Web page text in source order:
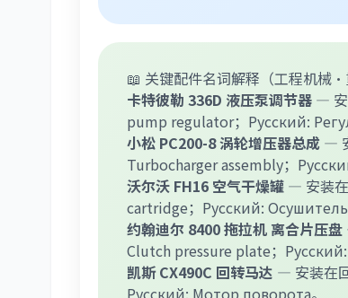
📖 关键配件名词解释（工程机械
卡特彼勒 336D 液压泵调节器 — 安
pump regulator；Русский:
小松 PC200-8 涡轮增压器总成 —
Turbocharger assembly；
沃尔沃 FH16 空气干燥罐 — 安装
cartridge；Русский: Осушитель
约翰迪尔 8400 拖拉机 离合片压盘
Clutch pressure plate；
凯斯 CX490C 回转马达 — 安装在
Русский: Мотор поворота。